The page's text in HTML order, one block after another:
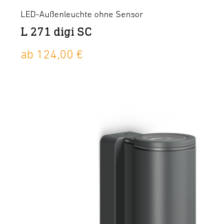
LED-Außenleuchte ohne Sensor
L 271 digi SC
ab 124,00 €